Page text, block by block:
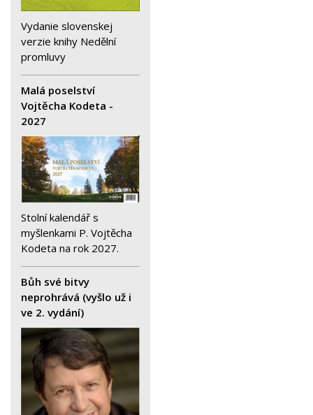
Vydanie slovenskej
verzie knihy Nedělní
promluvy
Malá poselství
Vojtěcha Kodeta -
2027
Stolní kalendář s
myšlenkami P. Vojtěcha
Kodeta na rok 2027.
Bůh své bitvy
neprohrává (vyšlo už i
ve 2. vydání)